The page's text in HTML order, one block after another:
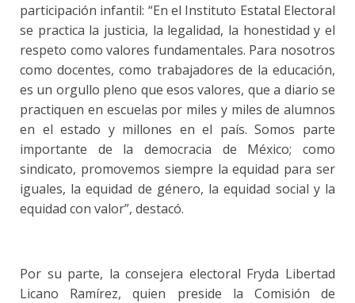
participación infantil: “En el Instituto Estatal Electoral
se practica la justicia, la legalidad, la honestidad y el
respeto como valores fundamentales. Para nosotros
como docentes, como trabajadores de la educación,
es un orgullo pleno que esos valores, que a diario se
practiquen en escuelas por miles y miles de alumnos
en el estado y millones en el país. Somos parte
importante de la democracia de México; como
sindicato, promovemos siempre la equidad para ser
iguales, la equidad de género, la equidad social y la
equidad con valor”, destacó.
Por su parte, la consejera electoral Fryda Libertad
Licano Ramírez, quien preside la Comisión de